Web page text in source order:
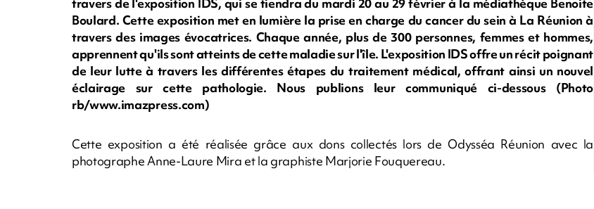
Boulard. Cette exposition met en lumière la prise en charge du cancer du sein à La Réunion à
travers des images évocatrices. Chaque année, plus de 300 personnes, femmes et hommes,
apprennent qu'ils sont atteints de cette maladie sur l'île. L'exposition IDS offre un récit poignant
de leur lutte à travers les différentes étapes du traitement médical, offrant ainsi un nouvel
éclairage sur cette pathologie. Nous publions leur communiqué ci-dessous (Photo
rb/www.imazpress.com)
Cette exposition a été réalisée grâce aux dons collectés lors de Odysséa Réunion avec la
photographe Anne-Laure Mira et la graphiste Marjorie Fouquereau.